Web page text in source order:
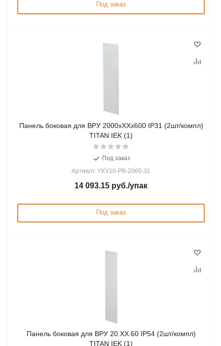
Под заказ
Панель боковая для ВРУ 2000хХХх600 IP31 (2шт/компл)
TITAN IEK (1)
Под заказ
Артикул: YKV10-PB-2060-31
14 093.15 руб./упак
Под заказ
Панель боковая для ВРУ 20.ХХ.60 IP54 (2шт/компл)
TITAN IEK (1)